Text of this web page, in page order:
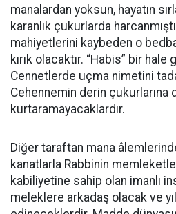
manalardan yoksun, hayatın
karanlık çukurlarda
mahiyetlerini kaybeden o
kırık olacaktır. “Habis” bir
Cennetlerde uçma nimetini
Cehennemin derin
kurtaramayacaklardır.
Diğer taraftan mana
kanatlarla Rabbinin
kabiliyetine sahip olan imanlı
meleklere arkadaş olacak ve